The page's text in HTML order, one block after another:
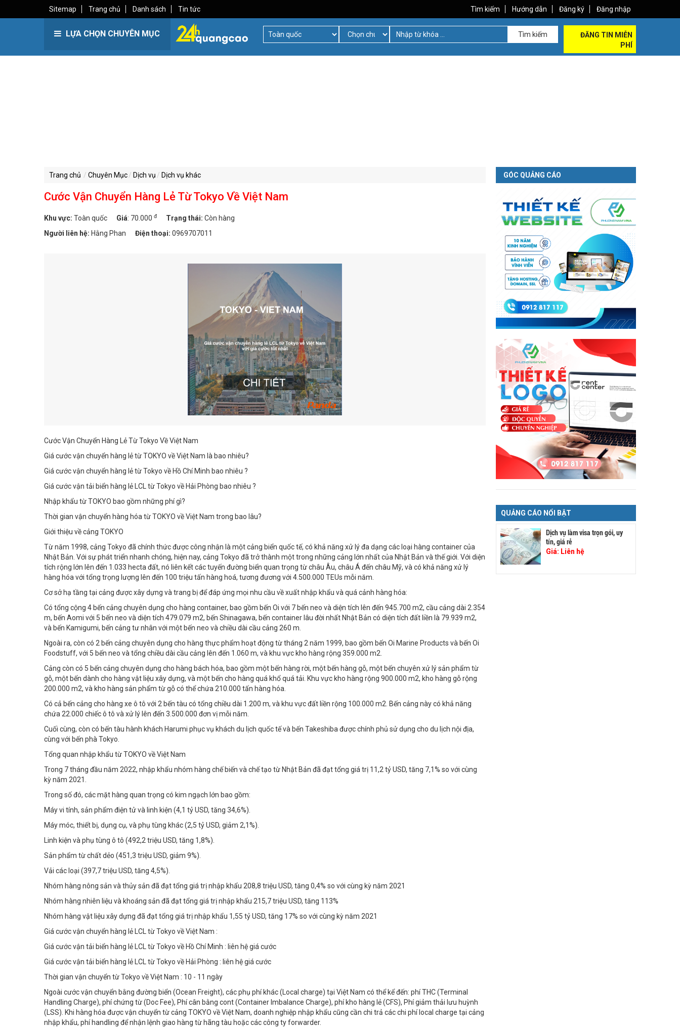
Sitemap Trang chủ Danh sách Tin tức Tìm kiếm Hướng dẫn Đăng ký Đăng nhập
LỰA CHỌN CHUYÊN MỤC Tìm kiếm
ĐĂNG TIN MIỄN
PHÍ
Trang chủ Chuyên Mục Dịch vụ Dịch vụ khác
Cước Vận Chuyển Hàng Lẻ Từ Tokyo Về Việt Nam
Khu vực: Toàn quốc Giá: 70.000 đ Trạng thái: Còn hàng
Người liên hệ: Hằng Phan Điện thoại: 0969707011
Cước Vận Chuyển Hàng Lẻ Từ Tokyo Về Việt Nam
Giá cước vận chuyển hàng lẻ từ TOKYO về Việt Nam là bao nhiêu?
Giá cước vận chuyển hàng lẻ từ Tokyo về Hồ Chí Minh bao nhiêu ?
Giá cước vận tải biển hàng lẻ LCL từ Tokyo về Hải Phòng bao nhiêu ?
Nhập khẩu từ TOKYO bao gồm những phí gì?
Thời gian vận chuyển hàng hóa từ TOKYO về Việt Nam trong bao lâu?
Giới thiệu về cảng TOKYO
Từ năm 1998, cảng Tokyo đã chính thức được công nhận là một cảng biển quốc tế, có khả năng xử lý đa dạng các loại hàng container của
Nhật Bản. Với sự phát triển nhanh chóng, hiện nay, cảng Tokyo đã trở thành một trong những cảng lớn nhất của Nhật Bản và thế giới. Với diện
tích rộng lớn lên đến 1.033 hecta đất, nó liên kết các tuyến đường biển quan trọng từ châu Âu, châu Á đến châu Mỹ, và có khả năng xử lý
hàng hóa với tổng trọng lượng lên đến 100 triệu tấn hàng hoá, tương đương với 4.500.000 TEUs mỗi năm.
Cơ sở hạ tầng tại cảng được xây dựng và trang bị để đáp ứng mọi nhu cầu về xuất nhập khẩu và quá cảnh hàng hóa:
Có tổng cộng 4 bến cảng chuyên dụng cho hàng container, bao gồm bến Oi với 7 bến neo và diện tích lên đến 945.700 m2, cầu cảng dài 2.354
m, bến Aomi với 5 bến neo và diện tích 479.079 m2, bến Shinagawa, bến container lâu đời nhất Nhật Bản có diện tích đất liền là 79.939 m2,
và bến Kamigumi, bến cảng tư nhân với một bến neo và chiều dài cầu cảng 260 m.
Ngoài ra, còn có 2 bến cảng chuyên dụng cho hàng thực phẩm hoạt động từ tháng 2 năm 1999, bao gồm bến Oi Marine Products và bến Oi
Foodstuff, với 5 bến neo và tổng chiều dài cầu cảng lên đến 1.060 m, và khu vực kho hàng rộng 359.000 m2.
Cảng còn có 5 bến cảng chuyên dụng cho hàng bách hóa, bao gồm một bến hàng rời, một bến hàng gỗ, một bến chuyên xử lý sản phẩm từ
gỗ, một bến dành cho hàng vật liệu xây dựng, và một bến cho hàng quá khổ quá tải. Khu vực kho hàng rộng 900.000 m2, kho hàng gỗ rộng
200.000 m2, và kho hàng sản phẩm từ gỗ có thể chứa 210.000 tấn hàng hóa.
Có cả bến cảng cho hàng xe ô tô với 2 bến tàu có tổng chiều dài 1.200 m, và khu vực đất liền rộng 100.000 m2. Bến cảng này có khả năng
chứa 22.000 chiếc ô tô và xử lý lên đến 3.500.000 đơn vị mỗi năm.
Cuối cùng, còn có bến tàu hành khách Harumi phục vụ khách du lịch quốc tế và bến Takeshiba được chính phủ sử dụng cho du lịch nội địa,
cùng với bến phà Tokyo.
Tổng quan nhập khẩu từ TOKYO về Việt Nam
Trong 7 tháng đầu năm 2022, nhập khẩu nhóm hàng chế biến và chế tạo từ Nhật Bản đã đạt tổng giá trị 11,2 tỷ USD, tăng 7,1% so với cùng
kỳ năm 2021.
Trong số đó, các mặt hàng quan trọng có kim ngạch lớn bao gồm:
Máy vi tính, sản phẩm điện tử và linh kiện (4,1 tỷ USD, tăng 34,6%).
Máy móc, thiết bị, dụng cụ, và phụ tùng khác (2,5 tỷ USD, giảm 2,1%).
Linh kiện và phụ tùng ô tô (492,2 triệu USD, tăng 1,8%).
Sản phẩm từ chất dẻo (451,3 triệu USD, giảm 9%).
Vải các loại (397,7 triệu USD, tăng 4,5%).
Nhóm hàng nông sản và thủy sản đã đạt tổng giá trị nhập khẩu 208,8 triệu USD, tăng 0,4% so với cùng kỳ năm 2021
Nhóm hàng nhiên liệu và khoáng sản đã đạt tổng giá trị nhập khẩu 215,7 triệu USD, tăng 113%
Nhóm hàng vật liệu xây dựng đã đạt tổng giá trị nhập khẩu 1,55 tỷ USD, tăng 17% so với cùng kỳ năm 2021
Giá cước vận chuyển hàng lẻ LCL từ Tokyo về Việt Nam :
Giá cước vận tải biển hàng lẻ LCL từ Tokyo về Hồ Chí Minh : liên hệ giá cước
Giá cước vận tải biển hàng lẻ LCL từ Tokyo về Hải Phòng : liên hệ giá cước
Thời gian vận chuyển từ Tokyo về Việt Nam : 10 - 11 ngày
Ngoài cước vận chuyển bằng đường biển (Ocean Freight), các phụ phí khác (Local charge) tại Việt Nam có thể kể đến: phí THC (Terminal
Handling Charge), phí chứng từ (Doc Fee), Phí cân bằng cont (Container Imbalance Charge), phí kho hàng lẻ (CFS), Phí giảm thải lưu huỳnh
(LSS). Khi hàng hóa được vận chuyển từ cảng TOKYO về Việt Nam, doanh nghiệp nhập khẩu cũng cần chi trả các chi phí local charge tại cảng
nhập khẩu, phí handling để nhận lệnh giao hàng từ hãng tàu hoặc các công ty forwarder.
GÓC QUẢNG CÁO
QUẢNG CÁO NỔI BẬT
Dịch vụ làm visa trọn gói, uy
tín, giá rẻ
Giá: Liên hệ